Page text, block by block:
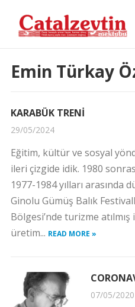
Emin Türkay
KARABÜK TRENİ
29/05/2024
Eğitim, kültür ve sosyal
ileri çizgide idik. 1980
1977-1984 yılları arasında
Ginolu Gümüş Balık
Bölgesi’nde turizme atılmış
üretim... READ MORE »
07/05/2020